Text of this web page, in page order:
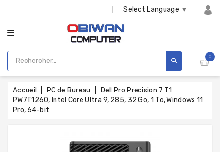
Select Language ▼
0
Accueil PC de Bureau
Dell Pro Precision 7 T1
PW7T1260, Intel Core Ultra 9, 285, 32 Go, 1 To, Windows 11
Pro, 64-bit